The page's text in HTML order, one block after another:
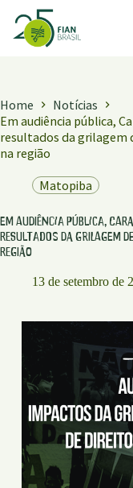
para
Home
Notícias
Em audiência pública,
resultados da grilagem
na região
Matopiba
Em audiência pública,
resultados da grilagem
região
13 de setembro de